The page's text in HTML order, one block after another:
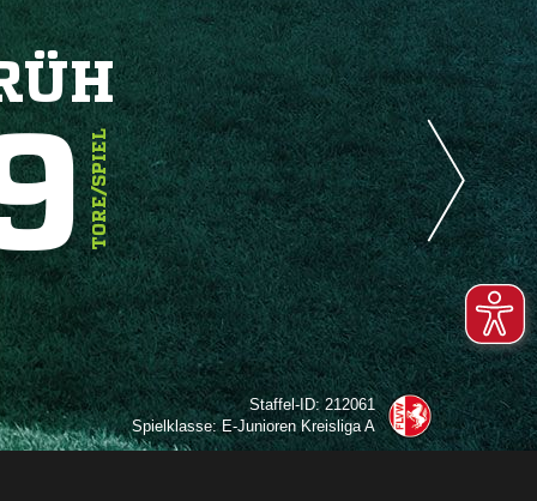
TORE/SPIEL
Staffel-ID: 212061
Spielklasse: E-Junioren Kreisliga A